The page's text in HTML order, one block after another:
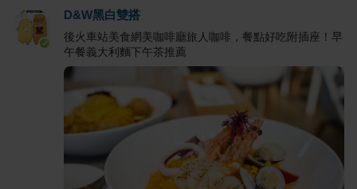
D&W黑白雙搭
後火車站美食網美咖啡廳旅人咖啡，餐點好吃附插座！早
午餐義大利麵下午茶推薦